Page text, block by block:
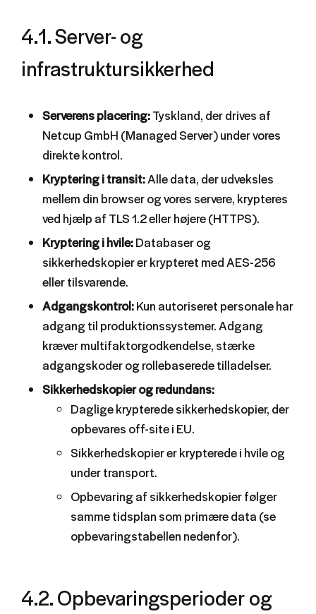
4.1. Server- og
infrastruktursikkerhed
Serverens placering:Tyskland, der drives af
Netcup GmbH (Managed Server) under vores
direkte kontrol.
Kryptering i transit:Alle data, der udveksles
mellem din browser og vores servere, krypteres
ved hjælp af TLS 1.2 eller højere (HTTPS).
Kryptering i hvile:Databaser og
sikkerhedskopier er krypteret med AES-256
eller tilsvarende.
Adgangskontrol:Kun autoriseret personale har
adgang til produktionssystemer. Adgang
kræver multifaktorgodkendelse, stærke
adgangskoder og rollebaserede tilladelser.
Sikkerhedskopier og redundans:
Daglige krypterede sikkerhedskopier, der
opbevares off-site i EU.
Sikkerhedskopier er krypterede i hvile og
under transport.
Opbevaring af sikkerhedskopier følger
samme tidsplan som primære data (se
opbevaringstabellen nedenfor).
4.2. Opbevaringsperioder og